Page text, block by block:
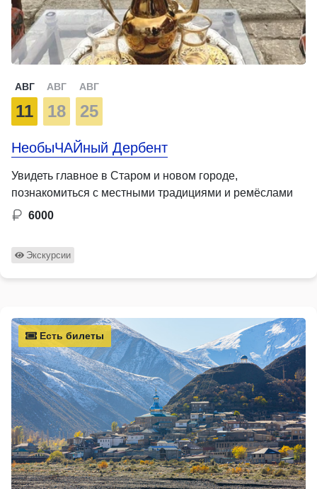
АВГ
11
АВГ
18
АВГ
25
НеобыЧАЙный Дербент
Увидеть главное в Старом и новом городе,
познакомиться с местными традициями и ремёслами
6000
Экскурсии
Есть билеты